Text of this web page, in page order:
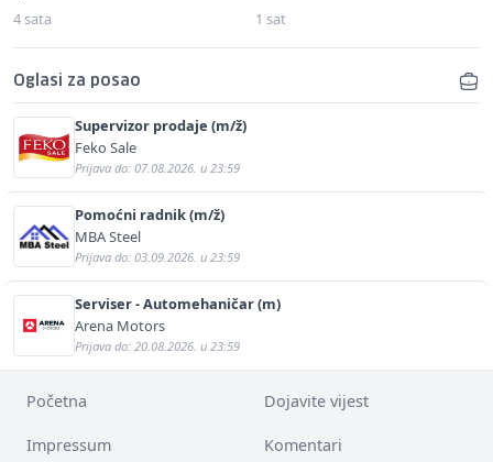
4 sata 1 sat
Oglasi za posao
Supervizor prodaje (m/ž)
Feko Sale
Prijava do: 07.08.2026. u 23:59
Pomoćni radnik (m/ž)
MBA Steel
Prijava do: 03.09.2026. u 23:59
Serviser - Automehaničar (m)
Arena Motors
Prijava do: 20.08.2026. u 23:59
Početna Dojavite vijest
Impressum Komentari